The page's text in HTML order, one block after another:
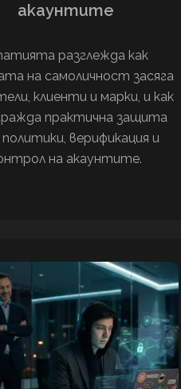
акаунтите
разглежда как
на самоличност засяга
клиенти и марки, и как
практична защита
политики, верификация и
на акаунтите.